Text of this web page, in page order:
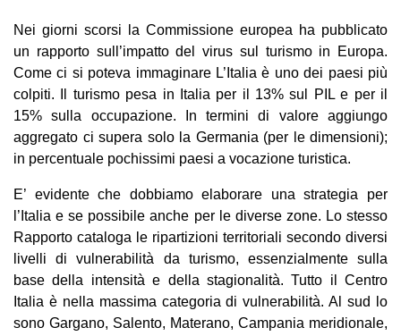
Nei giorni scorsi la Commissione europea ha pubblicato
un rapporto sull’impatto del virus sul turismo in Europa.
Come ci si poteva immaginare L’Italia è uno dei paesi più
colpiti. Il turismo pesa in Italia per il 13% sul PIL e per il
15% sulla occupazione. In termini di valore aggiungo
aggregato ci supera solo la Germania (per le dimensioni);
in percentuale pochissimi paesi a vocazione turistica.
E’ evidente che dobbiamo elaborare una strategia per
l’Italia e se possibile anche per le diverse zone. Lo stesso
Rapporto cataloga le ripartizioni territoriali secondo diversi
livelli di vulnerabilità da turismo, essenzialmente sulla
base della intensità e della stagionalità. Tutto il Centro
Italia è nella massima categoria di vulnerabilità. Al sud lo
sono Gargano, Salento, Materano, Campania meridionale,